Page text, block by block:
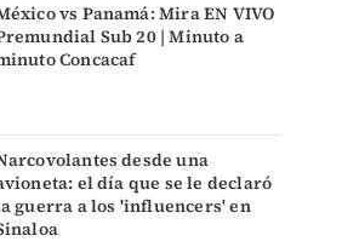
vs Panamá: Mira EN VIVO
Sub 20 | Minuto a
Concacaf
desde una
el día que se le declaró
guerra a los 'influencers' en